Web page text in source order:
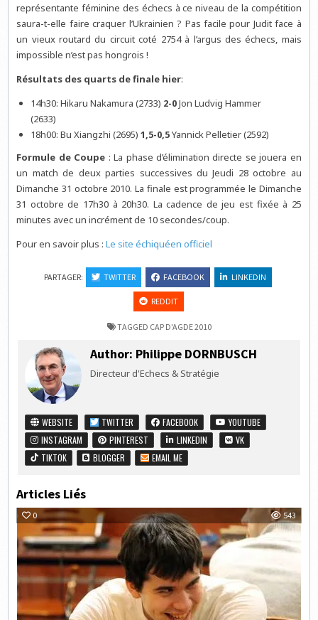
représentante féminine des échecs à ce niveau de la compétition
saura-t-elle faire craquer l’Ukrainien ? Pas facile pour Judit face à
un vieux routard du circuit coté 2754 à l’argus des échecs, mais
impossible n’est pas hongrois !
Résultats des quarts de finale hier:
14h30: Hikaru Nakamura (2733) 2-0Jon Ludvig Hammer
(2633)
18h00: Bu Xiangzhi (2695)1,5-0,5Yannick Pelletier (2592)
Formule de Coupe : La phase d’élimination directe se jouera en
un match de deux parties successives du Jeudi 28 octobre au
Dimanche 31 octobre 2010. La finale est programmée le Dimanche
31 octobre de 17h30 à 20h30. La cadence de jeu est fixée à 25
minutes avec un incrément de 10 secondes/coup.
Pour en savoir plus :Le site échiquéen officiel
PARTAGER: TWITTER FACEBOOK LINKEDIN
REDDIT
TAGGED CAP D'AGDE 2010
Author: Philippe DORNBUSCH
Directeur d'Echecs & Stratégie
WEBSITE TWITTER FACEBOOK
YOUTUBE
INSTAGRAM
PINTEREST LINKEDIN
VK
TIKTOK
BLOGGER EMAIL ME
Articles Liés
0 543